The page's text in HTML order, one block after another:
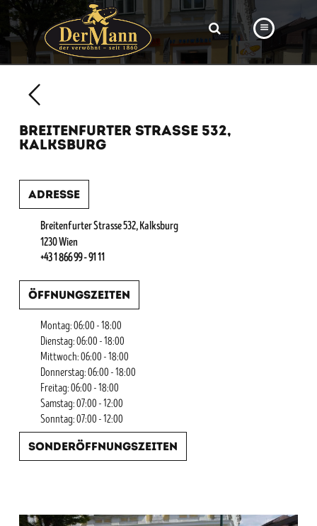
BÄCKEREI
NEWS
BREITENFURTER STRASSE 532,
KALKSBURG
Adresse
Breitenfurter Strasse 532, Kalksburg
1230 Wien
+43 1 866 99 - 91 11
Öffnungszeiten
Montag: 06:00 - 18:00
Dienstag: 06:00 - 18:00
Mittwoch: 06:00 - 18:00
Donnerstag: 06:00 - 18:00
Freitag: 06:00 - 18:00
Samstag: 07:00 - 12:00
Sonntag: 07:00 - 12:00
Sonderöffnungszeiten